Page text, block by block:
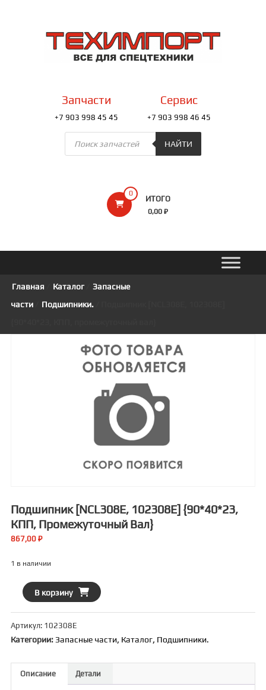
содержимомуТЕХИМПОРТ
Всё
0
ИТОГО
0,00 ₽
Запчасти
+7 903 998 45 45
Сервис
+7 903 998 46 45
Поиск
товаров
НАЙТИ
Главная Каталог/
Запасные
части/ Подшипники./ Подшипник [NCL308E, 102308Е]
Подшипник [NCL308E, 102308Е] {90*40*23,
КПП, Промежуточный Вал}
867,00 ₽
1 в наличии
Количество
товара
Подшипник
[NCL308E,
102308Е]
КПП,
промежуточный
В корзину
Артикул: 102308Е
Категории: Запасные части, Каталог, Подшипники.
Описание Детали